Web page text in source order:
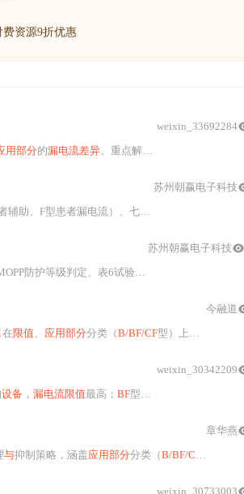
费资源9折优惠
用部分的漏电流差异。重点解析二者在
weixin_33692284
、F型患者漏电流）、七种核心
苏州朝赢电子科技
防护等级判定、表6试验电压确定方法、型式试验（60秒）
苏州朝赢电子科技
在限值、 应用部分分类（B/BF/CF型）上的关键
今融道
设备 ， 漏电流限值最高； BF型具备浮地隔离，适用于体表电气接触场景；
weixin_30342209
与抑制策略，涵盖应用部分分类（B/BF/CF 型）、
章华燕
weixin_30733003